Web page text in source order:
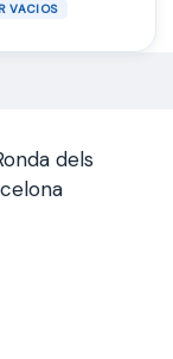
…Leer más
VACIOS
dels